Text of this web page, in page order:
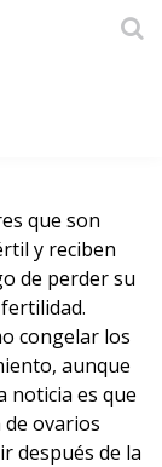
ayudar
que son
y reciben
de perder su
congelar los
aunque
noticia es que
ovarios
después de la